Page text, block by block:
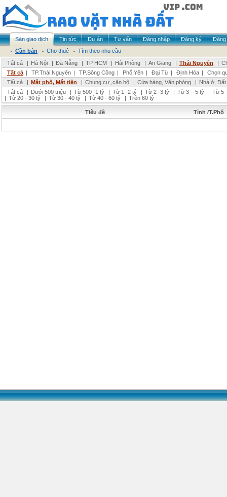
Sàn giao dịch Tin tức Dự án Tư vấn Đăng nhập Đăng ký
Đăng
Cần bán
Cho thuê
Tìm theo nhu cầu
Tất cả
| Hà Nội | Đà Nẵng | TP HCM | Hải Phòng | An Giang | Thái Nguyên |
Tất cả | TP.Thái Nguyên | TP.Sông Công | Phổ Yên | Đại Từ | Định Hóa |
Chọn
Tất cả
| Mặt phố, Mặt tiền | Chung cư ,căn hộ | Cửa hàng, Văn phòng | Nhà ở,
Tất cả
| Dưới 500 triệu | Từ 500 -1 tỷ | Từ 1 -2 tỷ | Từ 2 -3 tỷ | Từ 3 – 5 tỷ | Từ 5
| Từ 20 - 30 tỷ | Từ 30 - 40 tỷ | Từ 40 - 60 tỷ | Trên 60 tỷ
Tiêu đề Tỉnh /T.Phố